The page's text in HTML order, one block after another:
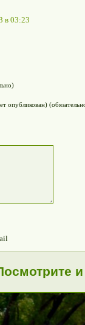
в 03:23
опубликован)